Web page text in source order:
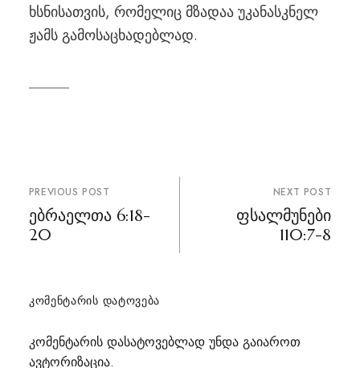
ხსნისათვის, რომელიც მზადაა უკანასკნელ
ჟამს გამოსაცხადებლად.
პოსტის
ნავიგაცია
PREVIOUS POST
ებრაელთა 6:18-
20
NEXT POST
ფსალმუნები
110:7-8
ᲙᲝᲛᲔᲜᲢᲐᲠᲘᲡ ᲓᲐᲢᲝᲕᲔᲑᲐ
კომენტარის დასატოვებლად უნდა გაიაროთ
ავტორიზაცია.